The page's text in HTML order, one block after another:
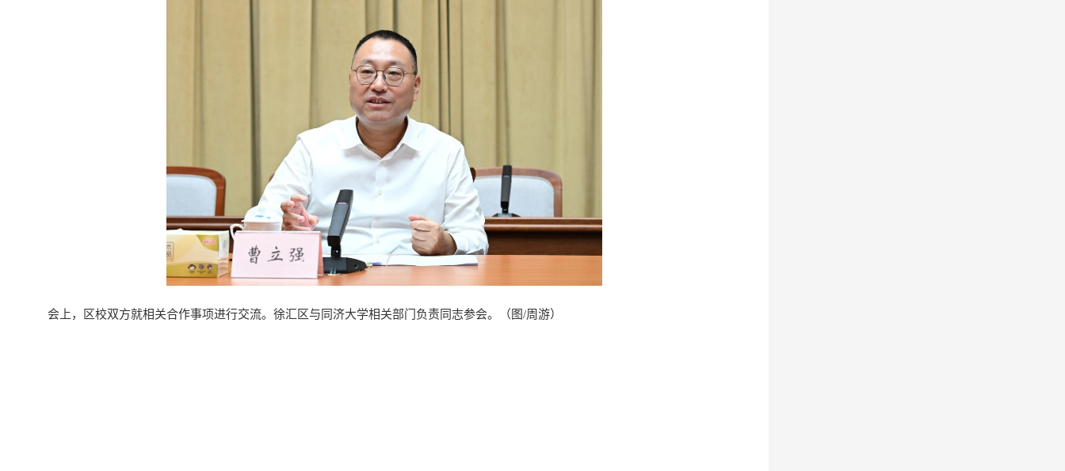
会上，区校双方就相关合作事项进行交流。徐汇区与同济大学相关部门负责同志参会。（图/周游）